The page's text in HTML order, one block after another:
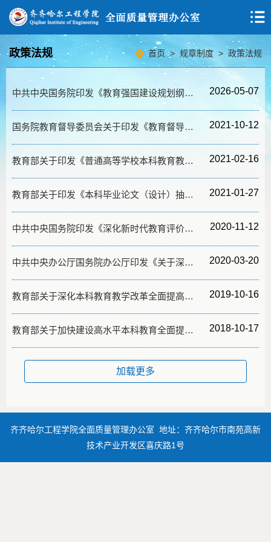
政策法规 首页>规章制度 > 政策法规
中共中央国务院印发《教育强国建设规划纲要（2024—2035年）》 2026-05-07
国务院教育督导委员会关于印发《教育督导问责办法》的通知 2021-10-12
教育部关于印发《普通高等学校本科教育教学审核评估实施方案（2021—2025年）》的通知 2021-02-16
教育部关于印发《本科毕业论文（设计）抽检办法（试行）》的通知 2021-01-27
中共中央国务院印发《深化新时代教育评价改革总体方案》 2020-11-12
中共中央办公厅国务院办公厅印发《关于深化新时代教育督导体制机制改革的意见》 2020-03-20
教育部关于深化本科教育教学改革全面提高人才培养质量的意见 2019-10-16
教育部关于加快建设高水平本科教育全面提高人才培养能力的意见 2018-10-17
加载更多
齐齐哈尔工程学院全面质量管理办公室 地址：齐齐哈尔市南苑高新
技术产业开发区喜庆路1号